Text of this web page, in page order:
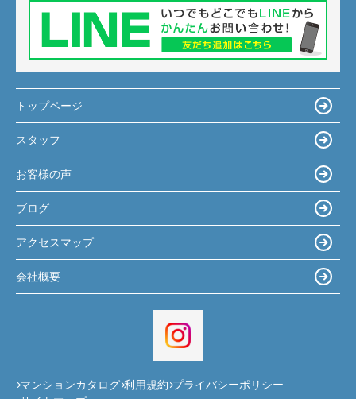
トップページ
スタッフ
お客様の声
ブログ
アクセスマップ
会社概要
マンションカタログ 利用規約 プライバシーポリシー